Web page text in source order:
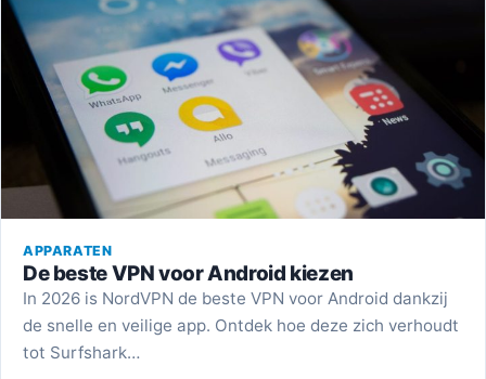
APPARATEN
De beste VPN voor Android kiezen
In 2026 is NordVPN de beste VPN voor Android dankzij
de snelle en veilige app. Ontdek hoe deze zich verhoudt
tot Surfshark…